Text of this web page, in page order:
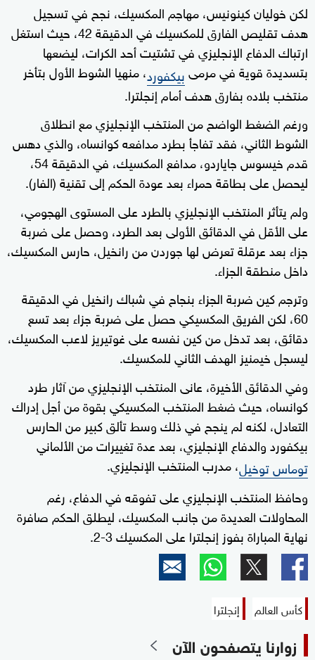
لكن خوليان كينونيس، مهاجم المكسيك، نجح في تسجيل
هدف تقليص الفارق للمكسيك في الدقيقة 42، حيث استغل
ارتباك الدفاع الإنجليزي في تشتيت أحد الكرات، ليضعها
بتسديدة قوية في مرمىبيكفورد، منهيا الشوط الأول بتأخر
منتخب بلاده بفارق هدف أمام إنجلترا.
ورغم الضغط الواضح من المنتخب الإنجليزي مع انطلاق
الشوط الثاني، فقد تفاجأ بطرد مدافعه كوانساه، والذي دهس
قدم خيسوس جاياردو، مدافع المكسيك، في الدقيقة 54،
ليحصل على بطاقة حمراء بعد عودة الحكم إلى تقنية (الفار).
ولم يتأثر المنتخب الإنجليزي بالطرد على المستوى الهجومي،
على الأقل في الدقائق الأولى بعد الطرد، وحصل على ضربة
جزاء بعد عرقلة تعرض لها جوردن من رانخيل، حارس المكسيك،
داخل منطقة الجزاء.
وترجم كين ضربة الجزاء بنجاح في شباك رانخيل في الدقيقة
60، لكن الفريق المكسيكي حصل على ضربة جزاء بعد تسع
دقائق، بعد تدخل من كين نفسه على غوتيريز لاعب المكسيك،
ليسجل خيمنيز الهدف الثاني للمكسيك.
وفي الدقائق الأخيرة، عانى المنتخب الإنجليزي من آثار طرد
كوانساه، حيث ضغط المنتخب المكسيكي بقوة من أجل إدراك
التعادل، لكنه لم ينجح في ذلك وسط تألق كبير من الحارس
بيكفورد والدفاع الإنجليزي، بعد عدة تغييرات من الألماني
توماس توخيل، مدرب المنتخب الإنجليزي.
وحافظ المنتخب الإنجليزي على تفوقه في الدفاع، رغم
المحاولات العديدة من جانب المكسيك، ليطلق الحكم صافرة
نهاية المباراة بفوز إنجلترا على المكسيك 3-2.
كأس العالم إنجلترا
زوارنا يتصفحون الآن